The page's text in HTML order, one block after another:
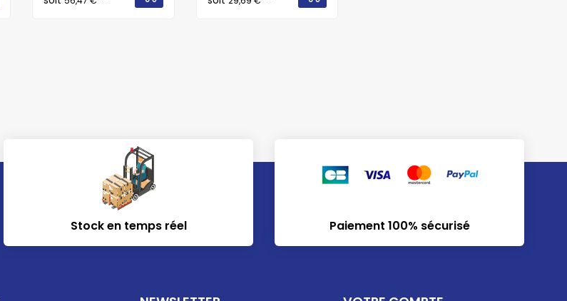
Stock en temps réel Paiement 100% sécurisé